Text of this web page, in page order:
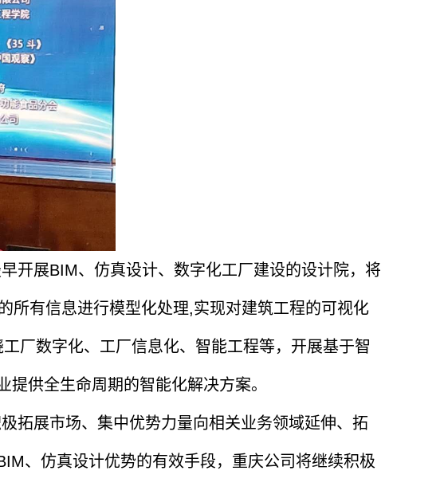
开展BIM、仿真设计、数字化工厂建设的设计院，将
所有信息进行模型化处理,实现对建筑工程的可视化
厂数字化、工厂信息化、智能工程等，开展基于智
供全生命周期的智能化解决方案。
拓展市场、集中优势力量向相关业务领域延伸、拓
、仿真设计优势的有效手段，重庆公司将继续积极